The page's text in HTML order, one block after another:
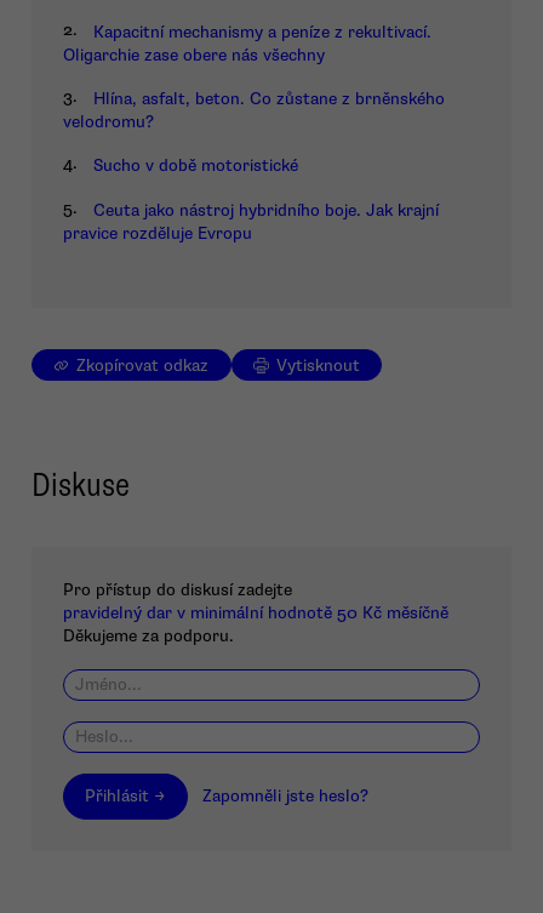
2.
Kapacitní mechanismy a peníze z rekultivací.
Oligarchie zase obere nás všechny
3.
Hlína, asfalt, beton. Co zůstane z brněnského
velodromu?
4. Sucho v době motoristické
5.
Ceuta jako nástroj hybridního boje. Jak krajní
pravice rozděluje Evropu
Zkopírovat odkaz Vytisknout
Diskuse
Pro přístup do diskusí zadejte
pravidelný dar v minimální hodnotě 50 Kč měsíčně
Děkujeme za podporu.
Přihlásit → Zapomněli jste heslo?